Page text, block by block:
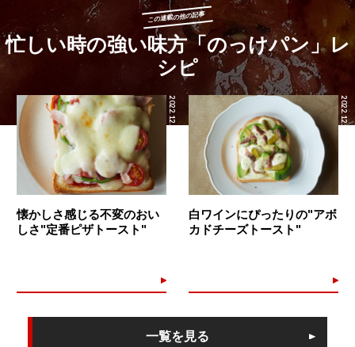
この連載の他の記事
忙しい時の強い味方「のっけパン」レ
シピ
2022.12.30
懐かしさ感じる不変のおい
しさ"定番ピザトースト"
2022.12.28
白ワインにぴったりの"アボ
カドチーズトースト"
一覧を見る